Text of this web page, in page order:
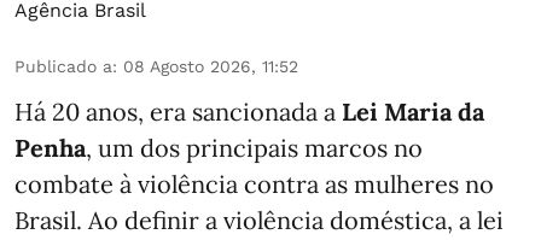
Agência Brasil
Publicado a: 08 Agosto 2026, 11:52
Há 20 anos, era sancionada a Lei Maria da
Penha, um dos principais marcos no
combate à violência contra as mulheres no
Brasil. Ao definir a violência doméstica, a lei